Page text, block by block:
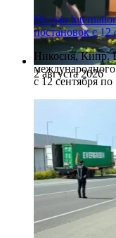
2 августа 2026
Nicosia
постановок с 12
Никосия, Кипр.
международного
с 12 сентября